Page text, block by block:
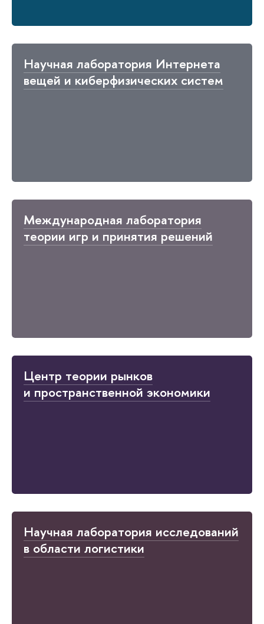
Научная лаборатория Интернета
вещей и киберфизических систем
Международная лаборатория
теории игр и принятия решений
Центр теории рынков
и пространственной экономики
Научная лаборатория исследований
в области логистики